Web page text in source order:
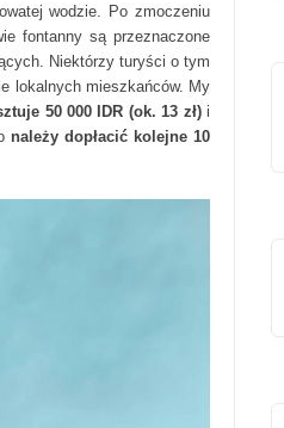
wodzie. Po zmoczeniu
fontanny są przeznaczone
Niektórzy turyści o tym
lokalnych mieszkańców. My
50 000 IDR (ok. 13 zł)i
należy dopłacić kolejne 10